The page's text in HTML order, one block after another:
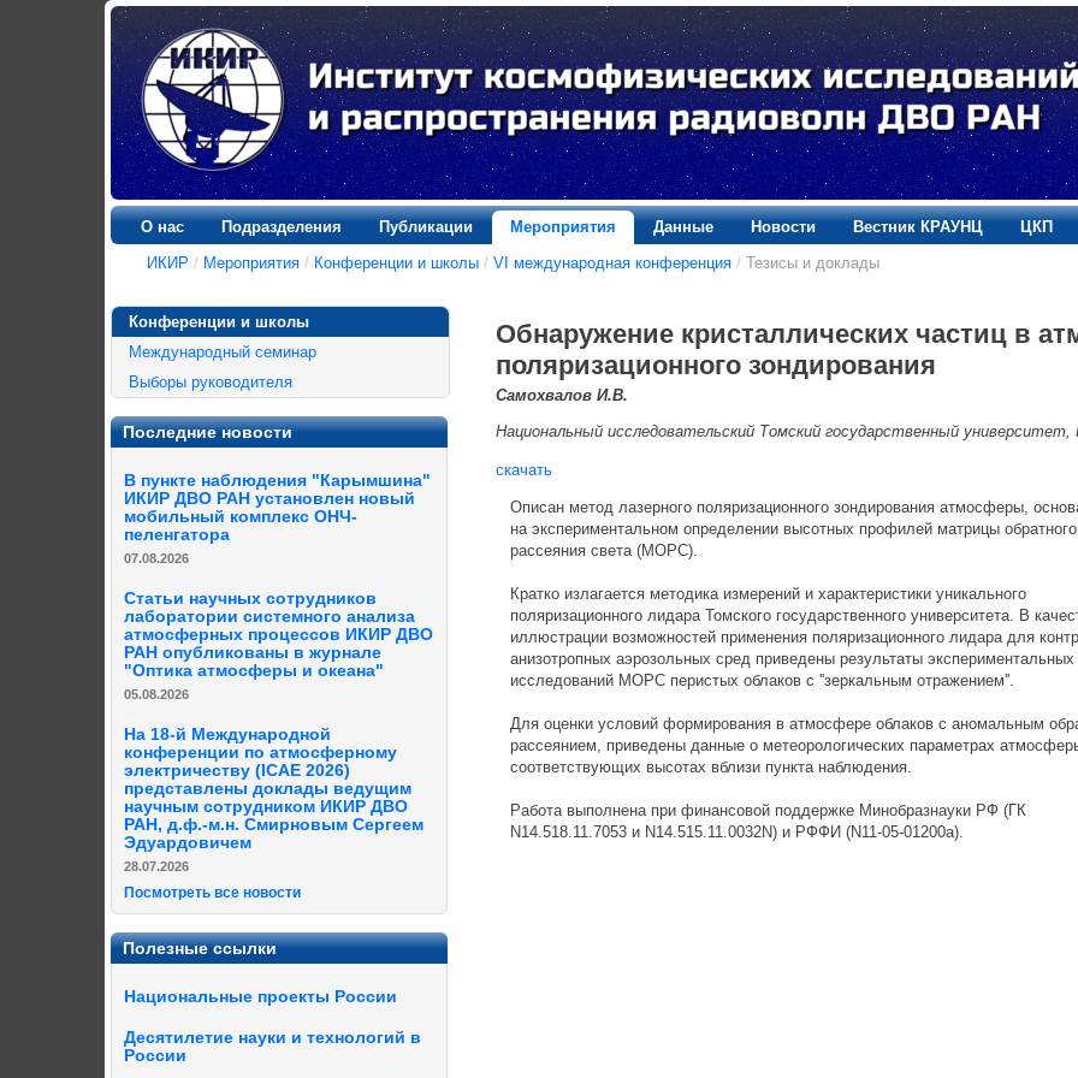
О нас Подразделения Публикации Мероприятия Данные Новости Вестник КРАУНЦ
ЦКП
ИКИР / Мероприятия / Конференции и школы / VI международная конференция / Тезисы и доклады
Конференции и школы
Международный семинар
Выборы руководителя
Последние новости
В пункте наблюдения "Карымшина"
ИКИР ДВО РАН установлен новый
мобильный комплекс ОНЧ-
пеленгатора
07.08.2026
Статьи научных сотрудников
лаборатории системного анализа
атмосферных процессов ИКИР ДВО
РАН опубликованы в журнале
"Оптика атмосферы и океана"
05.08.2026
На 18-й Международной
конференции по атмосферному
электричеству (ICAE 2026)
представлены доклады ведущим
научным сотрудником ИКИР ДВО
РАН, д.ф.-м.н. Смирновым Сергеем
Эдуардовичем
28.07.2026
Посмотреть все новости
Полезные ссылки
Национальные проекты России
Десятилетие науки и технологий в
России
Обнаружение кристаллических частиц в
поляризационного зондирования
Самохвалов И.В.
Национальный исследовательский Томский государственный университет,
скачать
Описан метод лазерного поляризационного зондирования атмосферы,
на экспериментальном определении высотных профилей матрицы обратного
рассеяния света (МОРС).
Кратко излагается методика измерений и характеристики уникального
поляризационного лидара Томского государственного университета. В
иллюстрации возможностей применения поляризационного лидара для
анизотропных аэрозольных сред приведены результаты экспериментальных
исследований МОРС перистых облаков с ''зеркальным отражением''.
Для оценки условий формирования в атмосфере облаков с аномальным
рассеянием, приведены данные о метеорологических параметрах
соответствующих высотах вблизи пункта наблюдения.
Работа выполнена при финансовой поддержке Минобразнауки РФ (ГК
N14.518.11.7053 и N14.515.11.0032N) и РФФИ (N11-05-01200a).